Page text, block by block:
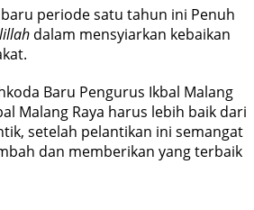
periode satu tahun ini Penuh
dalam mensyiarkan kebaikan
Baru Pengurus Ikbal Malang
Malang Raya harus lebih baik dari
setelah pelantikan ini semangat
dan memberikan yang terbaik